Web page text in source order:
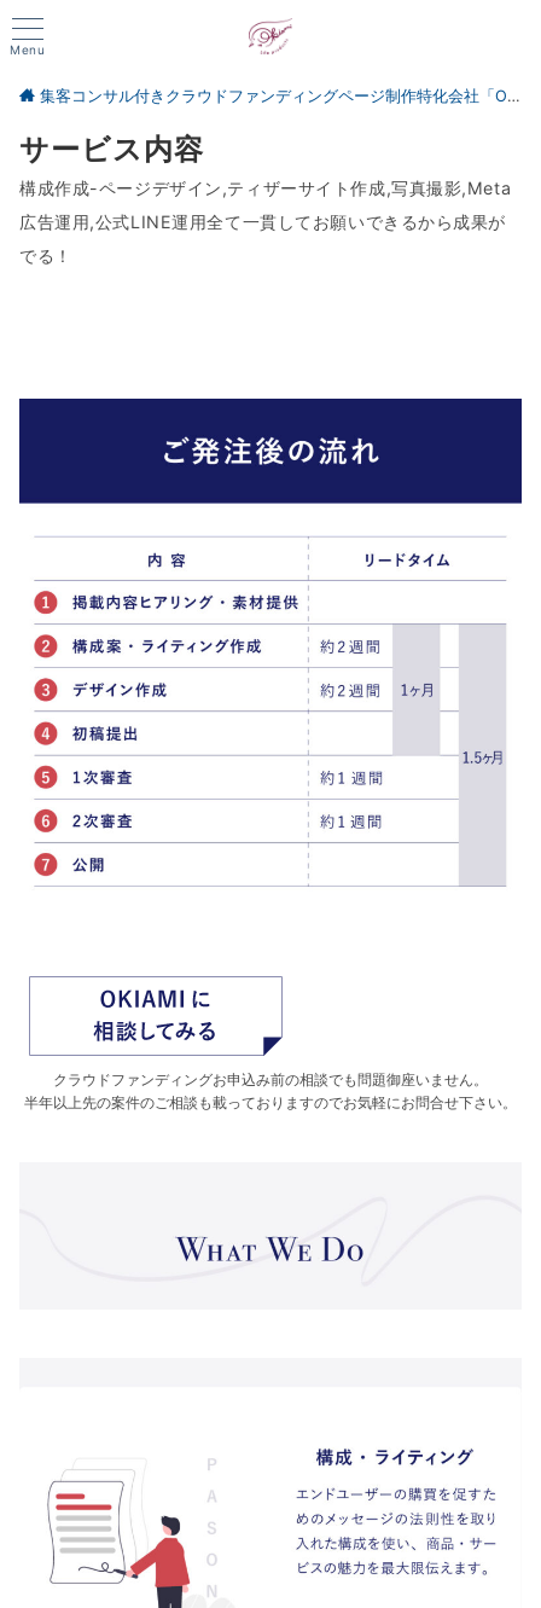
Menu
集客コンサル付きクラウドファンディングページ制作特化会社「OKIAMI会社」
サービス内容
構成作成-ページデザイン,ティザーサイト作成,写真撮影,Meta
広告運用,公式LINE運用全て一貫してお願いできるから成果が
でる！
クラウドファンディングお申込み前の相談でも問題御座いません。
半年以上先の案件のご相談も載っておりますのでお気軽にお問合せ下さい。